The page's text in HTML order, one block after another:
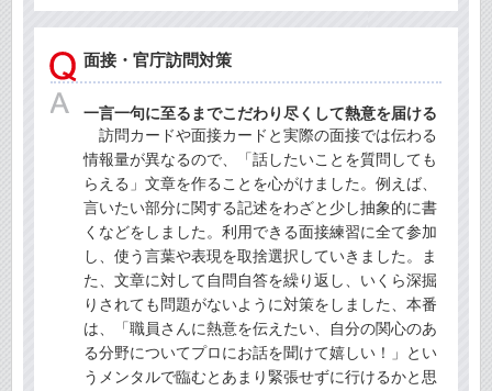
面接・官庁訪問対策
一言一句に至るまでこだわり尽くして熱意を届ける
訪問カードや面接カードと実際の面接では伝わる
情報量が異なるので、「話したいことを質問しても
らえる」文章を作ることを心がけました。例えば、
言いたい部分に関する記述をわざと少し抽象的に書
くなどをしました。利用できる面接練習に全て参加
し、使う言葉や表現を取捨選択していきました。ま
た、文章に対して自問自答を繰り返し、いくら深掘
りされても問題がないように対策をしました、本番
は、「職員さんに熱意を伝えたい、自分の関心のあ
る分野についてプロにお話を聞けて嬉しい！」とい
うメンタルで臨むとあまり緊張せずに行けるかと思